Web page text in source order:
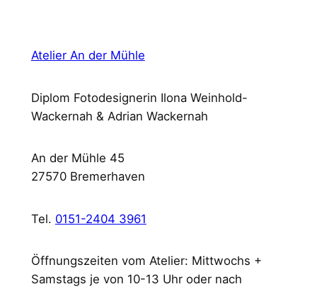
Atelier An der Mühle
Diplom Fotodesignerin Ilona Weinhold-
Wackernah & Adrian Wackernah
An der Mühle 45
27570 Bremerhaven
Tel. 0151-2404 3961
Öffnungszeiten vom Atelier: Mittwochs +
Samstags je von 10-13 Uhr oder nach